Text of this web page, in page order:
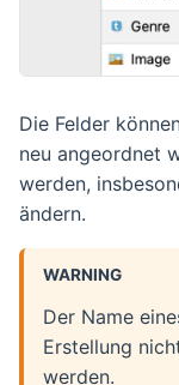
Die Felder
neu angeordnet
werden,
ändern.
WARNING
Der Name
Erstellung
werden.